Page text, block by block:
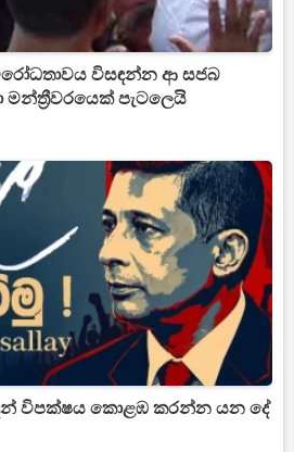
විසඳන්න ආ සජබ
පැටලෙයි
විපක්ෂය කොළඹ කරන්න යන දේ